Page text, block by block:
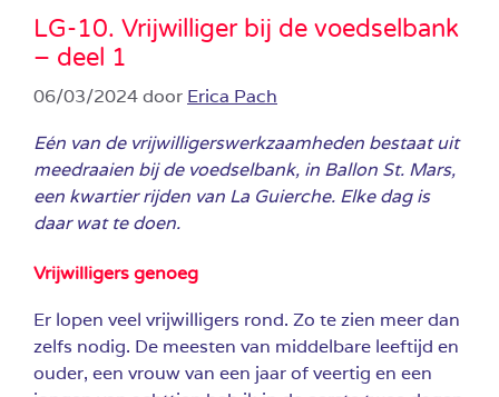
LG-10. Vrijwilliger bij de voedselbank
– deel 1
06/03/2024door Erica Pach
Eén van de vrijwilligerswerkzaamheden bestaat uit
meedraaien bij de voedselbank, in Ballon St. Mars,
een kwartier rijden van La Guierche. Elke dag is
daar wat te doen.
Vrijwilligers genoeg
Er lopen veel vrijwilligers rond. Zo te zien meer dan
zelfs nodig. De meesten van middelbare leeftijd en
ouder, een vrouw van een jaar of veertig en een